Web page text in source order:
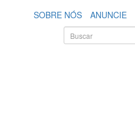
SOBRE NÓS ANUNCIE